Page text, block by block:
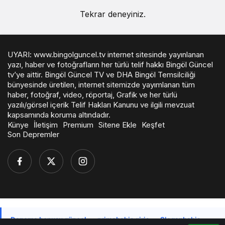
Tekrar deneyiniz.
UYARI: www.bingolguncel.tv internet sitesinde yayınlanan
yazı, haber ve fotoğrafların her türlü telif hakkı Bingöl Güncel
tv’ye aittir. Bingöl Güncel TV ve DHA Bingöl Temsilciliği
bünyesinde üretilen, internet sitemizde yayımlanan tüm
haber, fotoğraf, video, röportaj, Grafik ve her türlü
yazılı/görsel içerik Telif Hakları Kanunu ve ilgili mevzuat
kapsamında koruma altındadır.
Künye
İletişim Premium Sitene Ekle
Keşfet
Son Depremler
Deneme bonusu güncel · primebahis giriş · Sloganbahis